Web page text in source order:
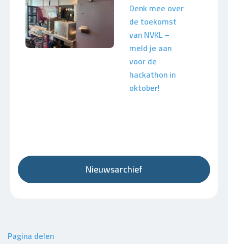
Denk mee over
de toekomst
van NVKL –
meld je aan
voor de
hackathon in
oktober!
Nieuwsarchief
Pagina delen